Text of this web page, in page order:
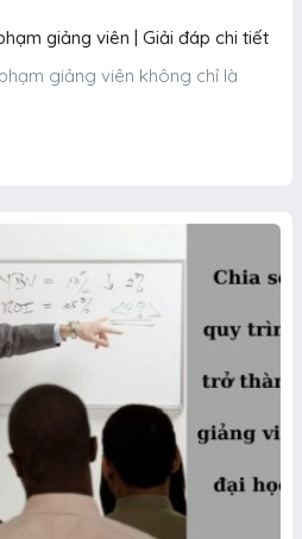
giảng viên | Giải đáp chi tiết
giảng viên không chỉ là